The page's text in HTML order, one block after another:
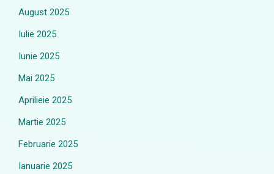
August 2025
Iulie 2025
Iunie 2025
Mai 2025
Aprilieie 2025
Martie 2025
Februarie 2025
Ianuarie 2025